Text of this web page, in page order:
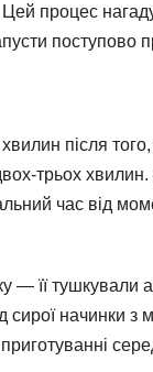
процес
поступово
після
трьох
час від
— її тушкували
сирої начинки